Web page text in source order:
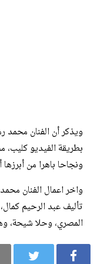
ويذكر أن الفنان
بطريقة الفيديو كليب،
ونجاحا باهرا من أبرزها
واخر اعمال الفنان
تأليف عبد الرحيم
المصري، وحلا شيحة،